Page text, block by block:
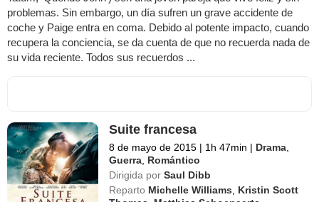
problemas. Sin embargo, un día sufren un grave accidente de
coche y Paige entra en coma. Debido al potente impacto, cuando
recupera la conciencia, se da cuenta de que no recuerda nada de
su vida reciente. Todos sus recuerdos ...
Suite francesa
8 de mayo de 2015 | 1h 47min | Drama,
Guerra, Romántico
Dirigida por Saul Dibb
Reparto Michelle Williams, Kristin Scott